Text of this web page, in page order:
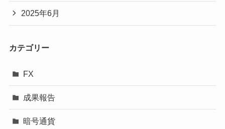
2025年6月
カテゴリー
FX
成果報告
暗号通貨